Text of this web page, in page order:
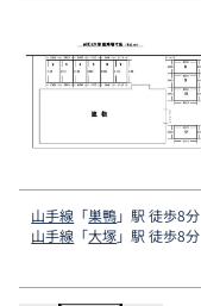
山手線 「巣鴨」駅 徒歩8分
山手線 「大塚」駅 徒歩8分